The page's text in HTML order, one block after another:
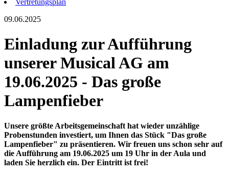
09.06.2025
Einladung zur Aufführung
unserer Musical AG am
19.06.2025 - Das große
Lampenfieber
Unsere größte Arbeitsgemeinschaft hat wieder unzählige
Probenstunden investiert, um Ihnen das Stück "Das große
Lampenfieber" zu präsentieren. Wir freuen uns schon sehr auf
die Aufführung am 19.06.2025 um 19 Uhr in der Aula und
laden Sie herzlich ein. Der Eintritt ist frei!